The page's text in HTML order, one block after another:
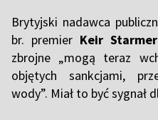
Brytyjski nadawca
br. premier Keir Starmer
zbrojne „mogą teraz
objętych sankcjami,
wody”. Miał to być sygnał